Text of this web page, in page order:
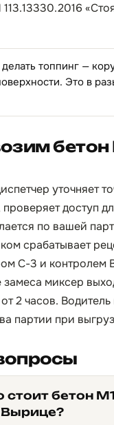
топпинг —
Это в
бетон
уточняет
доступ
по вашей
срабатывает
С-3 и контролем
замеса миксер
2 часов. Водитель
партии при
стоит бетон